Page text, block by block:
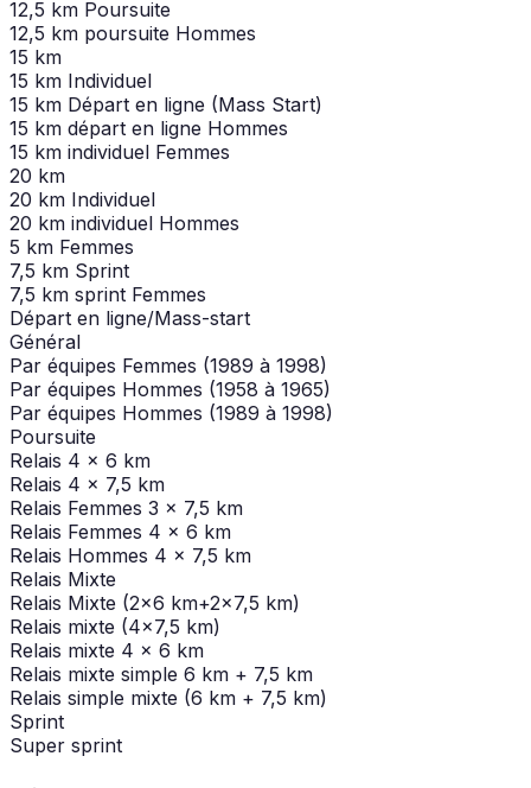
12,5 km Poursuite
12,5 km poursuite Hommes
15 km
15 km Individuel
15 km Départ en ligne (Mass Start)
15 km départ en ligne Hommes
15 km individuel Femmes
20 km
20 km Individuel
20 km individuel Hommes
5 km Femmes
7,5 km Sprint
7,5 km sprint Femmes
Départ en ligne/Mass-start
Général
Par équipes Femmes (1989 à 1998)
Par équipes Hommes (1958 à 1965)
Par équipes Hommes (1989 à 1998)
Poursuite
Relais 4 x 6 km
Relais 4 x 7,5 km
Relais Femmes 3 x 7,5 km
Relais Femmes 4 x 6 km
Relais Hommes 4 x 7,5 km
Relais Mixte
Relais Mixte (2x6 km+2x7,5 km)
Relais mixte (4x7,5 km)
Relais mixte 4 x 6 km
Relais mixte simple 6 km + 7,5 km
Relais simple mixte (6 km + 7,5 km)
Sprint
Super sprint